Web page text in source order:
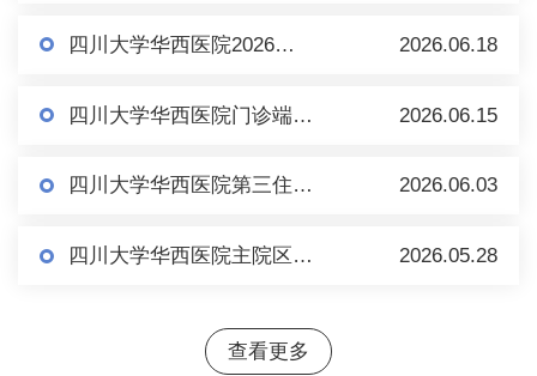
四川大学华西医院2026年病房改造建设及能力提升项目 (慢病部、康复医学基地)开展房屋安全... 2026.06.18
四川大学华西医院门诊端午节放假安排通知 2026.06.15
四川大学华西医院第三住院楼一层MR8机房及辅助用房装修项目比选公告 2026.06.03
四川大学华西医院主院区、温江院区及科技园开展高低压变配电设备预防性试验项目 2026.05.28
查看更多